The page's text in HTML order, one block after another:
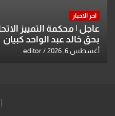
اخر الاخبار
عاجل | محكمة التمييز
بحق خالد عبد الواحد كبيان
أغسطس 6, 2026 editor